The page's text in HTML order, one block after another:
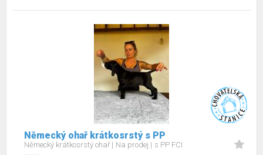
Německý ohař krátkosrstý s PP
Německý krátkosrstý ohař Na prodej s PP FCI